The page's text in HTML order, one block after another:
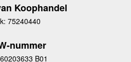
Koophandel
75240440
nummer
B01